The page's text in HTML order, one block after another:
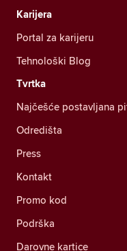
Karijera
Portal za karijeru
Tehnološki Blog
Tvrtka
Najčešće postavljana
Odredišta
Press
Kontakt
Promo kod
Podrška
Darovne kartice